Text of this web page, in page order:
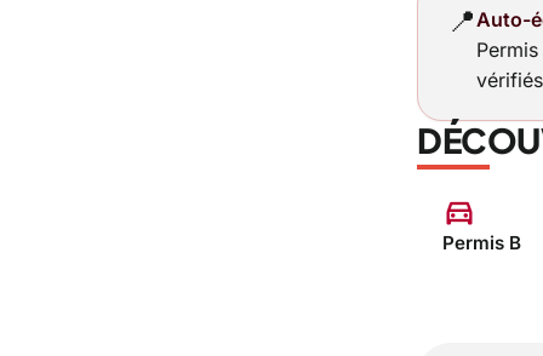
📍 Auto-
directions_car
Permis B